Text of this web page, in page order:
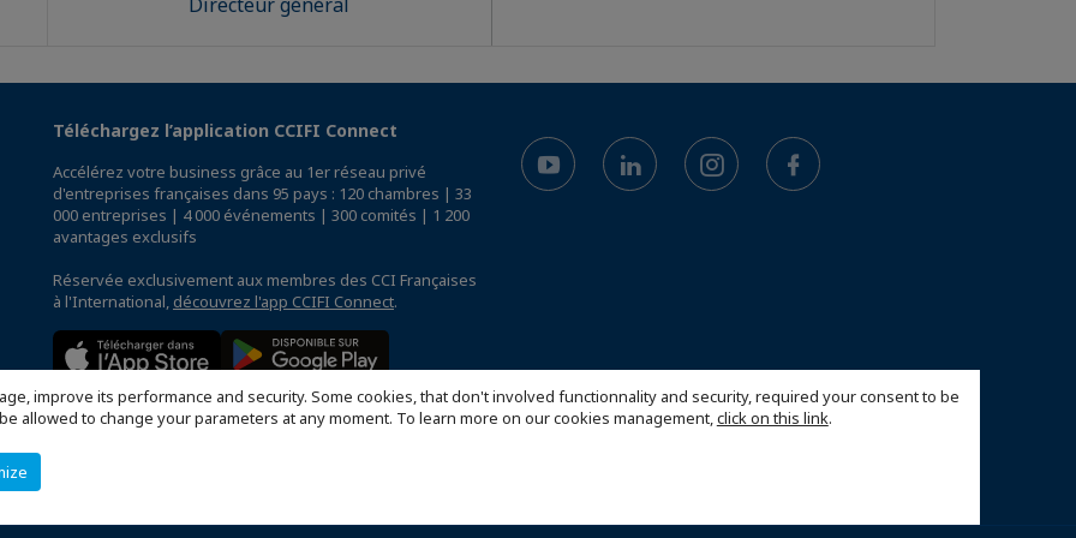
improve its performance and security. Some cookies, that don't involved functionnality and security, required your consent to be
allowed to change your parameters at any moment. To learn more on our cookies management,click on this link.
Téléchargez l’application CCIFI Connect
Accélérez votre business grâce au 1er réseau privé
d'entreprises françaises dans 95 pays : 120 chambres | 33
000 entreprises | 4 000 événements | 300 comités | 1 200
avantages exclusifs
Réservée exclusivement aux membres des CCI Françaises
à l'International, découvrez l'app CCIFI Connect.